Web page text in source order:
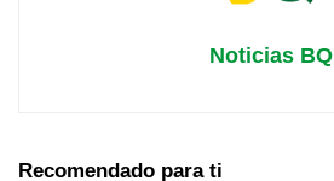
Noticias BQ
Recomendado para ti